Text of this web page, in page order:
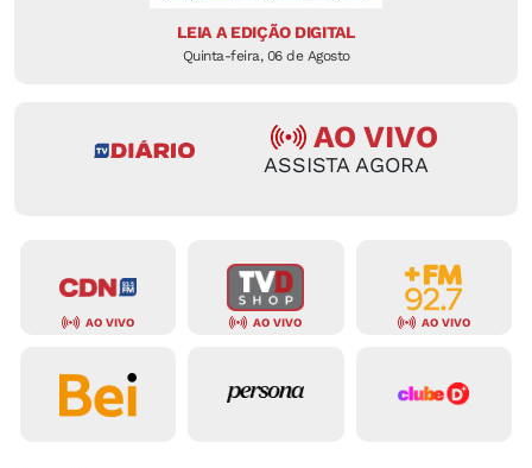
LEIA A EDIÇÃO DIGITAL
Quinta-feira, 06 de Agosto
AO VIVO
ASSISTA AGORA
AO VIVO AO VIVO AO VIVO